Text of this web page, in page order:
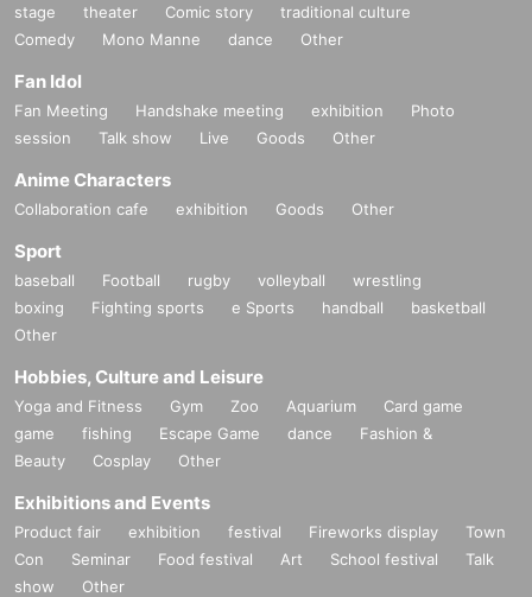
stage theater Comic story
traditional culture
Comedy
Mono Manne dance Other
Fan Idol
Fan Meeting Handshake meeting exhibition
Photo
session
Talk show Live Goods Other
Anime Characters
Collaboration cafe exhibition Goods Other
Sport
baseball Football rugby volleyball
wrestling
boxing
Fighting sports e Sports handball
basketball
Other
Hobbies, Culture and Leisure
Yoga and Fitness Gym Zoo Aquarium
Card game
game
fishing Escape Game dance
Fashion &
Beauty
Cosplay Other
Exhibitions and Events
Product fair exhibition festival Fireworks display
Town
Con
Seminar Food festival Art School festival
Talk
show
Other